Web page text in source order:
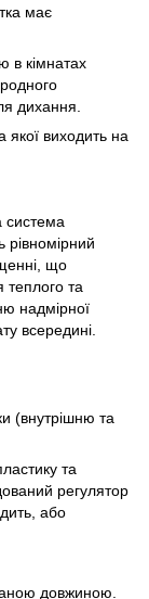
має
в кімнатах
дихання.
якої виходить на
система
рівномірний
що
теплого та
надмірної
всередині.
(внутрішню та
та
регулятор
або
довжиною.